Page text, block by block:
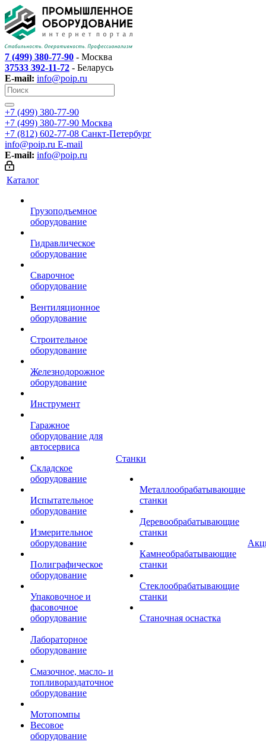
7 (499) 380-77-90 - Москва
37533 392-11-72 - Беларусь
E-mail: info@poip.ru
+7 (499) 380-77-90
+7 (499) 380-77-90 Москва
+7 (812) 602-77-08 Санкт-Петербург
info@poip.ru E-mail
E-mail: info@poip.ru
Каталог
Грузоподъемное
оборудование
Гидравлическое
оборудование
Сварочное
оборудование
Вентиляционное
оборудование
Строительное
оборудование
Железнодорожное
оборудование
Инструмент
Гаражное
оборудование для
автосервиса
Складское
оборудование
Испытательное
оборудование
Измерительное
оборудование
Полиграфическое
оборудование
Упаковочное и
фасовочное
оборудование
Лабораторное
оборудование
Смазочное, масло- и
топливораздаточное
оборудование
Мотопомпы
Весовое
оборудование
Станки
Металлообрабатывающие
станки
Деревообрабатывающие
станки
Камнеобрабатывающие
станки
Стеклообрабатывающие
станки
Станочная оснастка